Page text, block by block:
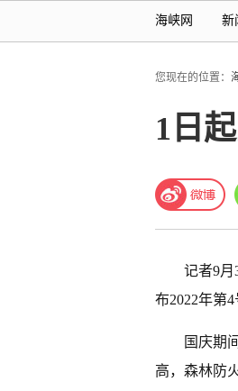
海峡网 新
您现在的位置：
1日
记者9月
布2022年第
国庆期
高，森林防